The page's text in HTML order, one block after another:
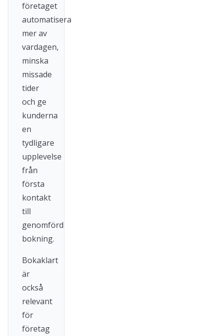
företaget
automatisera
mer av
vardagen,
minska
missade
tider
och ge
kunderna
en
tydligare
upplevelse
från
första
kontakt
till
genomförd
bokning.
Bokaklart
är
också
relevant
för
företag